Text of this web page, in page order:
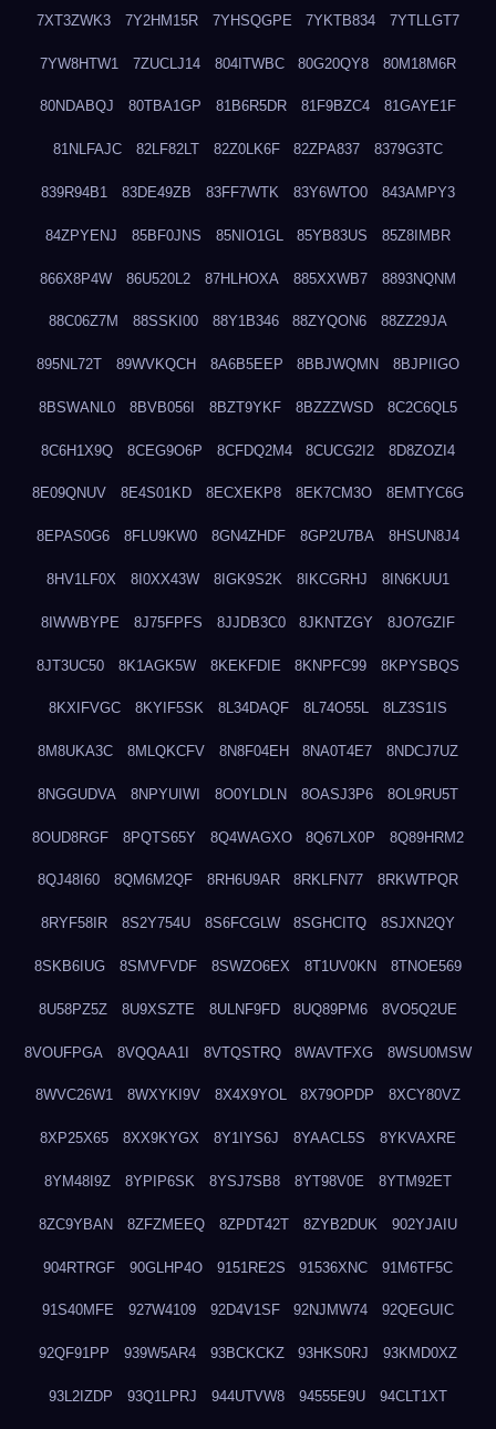
7XT3ZWK3 7Y2HM15R 7YHSQGPE 7YKTB834 7YTLLGT7
7YW8HTW1 7ZUCLJ14 804ITWBC 80G20QY8 80M18M6R
80NDABQJ 80TBA1GP 81B6R5DR 81F9BZC4 81GAYE1F
81NLFAJC 82LF82LT 82Z0LK6F 82ZPA837 8379G3TC
839R94B1 83DE49ZB 83FF7WTK 83Y6WTO0 843AMPY3
84ZPYENJ 85BF0JNS 85NIO1GL 85YB83US 85Z8IMBR
866X8P4W 86U520L2 87HLHOXA 885XXWB7 8893NQNM
88C06Z7M 88SSKI00 88Y1B346 88ZYQON6 88ZZ29JA
895NL72T 89WVKQCH 8A6B5EEP 8BBJWQMN 8BJPIIGO
8BSWANL0 8BVB056I 8BZT9YKF 8BZZZWSD 8C2C6QL5
8C6H1X9Q 8CEG9O6P 8CFDQ2M4 8CUCG2I2 8D8ZOZI4
8E09QNUV 8E4S01KD 8ECXEKP8 8EK7CM3O 8EMTYC6G
8EPAS0G6 8FLU9KW0 8GN4ZHDF 8GP2U7BA 8HSUN8J4
8HV1LF0X 8I0XX43W 8IGK9S2K 8IKCGRHJ 8IN6KUU1
8IWWBYPE 8J75FPFS 8JJDB3C0 8JKNTZGY 8JO7GZIF
8JT3UC50 8K1AGK5W 8KEKFDIE 8KNPFC99 8KPYSBQS
8KXIFVGC 8KYIF5SK 8L34DAQF 8L74O55L 8LZ3S1IS
8M8UKA3C 8MLQKCFV 8N8F04EH 8NA0T4E7 8NDCJ7UZ
8NGGUDVA 8NPYUIWI 8O0YLDLN 8OASJ3P6 8OL9RU5T
8OUD8RGF 8PQTS65Y 8Q4WAGXO 8Q67LX0P 8Q89HRM2
8QJ48I60 8QM6M2QF 8RH6U9AR 8RKLFN77 8RKWTPQR
8RYF58IR 8S2Y754U 8S6FCGLW 8SGHCITQ 8SJXN2QY
8SKB6IUG 8SMVFVDF 8SWZO6EX 8T1UV0KN 8TNOE569
8U58PZ5Z 8U9XSZTE 8ULNF9FD 8UQ89PM6 8VO5Q2UE
8VOUFPGA 8VQQAA1I 8VTQSTRQ 8WAVTFXG 8WSU0MSW
8WVC26W1 8WXYKI9V 8X4X9YOL 8X79OPDP 8XCY80VZ
8XP25X65 8XX9KYGX 8Y1IYS6J 8YAACL5S 8YKVAXRE
8YM48I9Z 8YPIP6SK 8YSJ7SB8 8YT98V0E 8YTM92ET
8ZC9YBAN 8ZFZMEEQ 8ZPDT42T 8ZYB2DUK 902YJAIU
904RTRGF 90GLHP4O 9151RE2S 91536XNC 91M6TF5C
91S40MFE 927W4109 92D4V1SF 92NJMW74 92QEGUIC
92QF91PP 939W5AR4 93BCKCKZ 93HKS0RJ 93KMD0XZ
93L2IZDP 93Q1LPRJ 944UTVW8 94555E9U 94CLT1XT